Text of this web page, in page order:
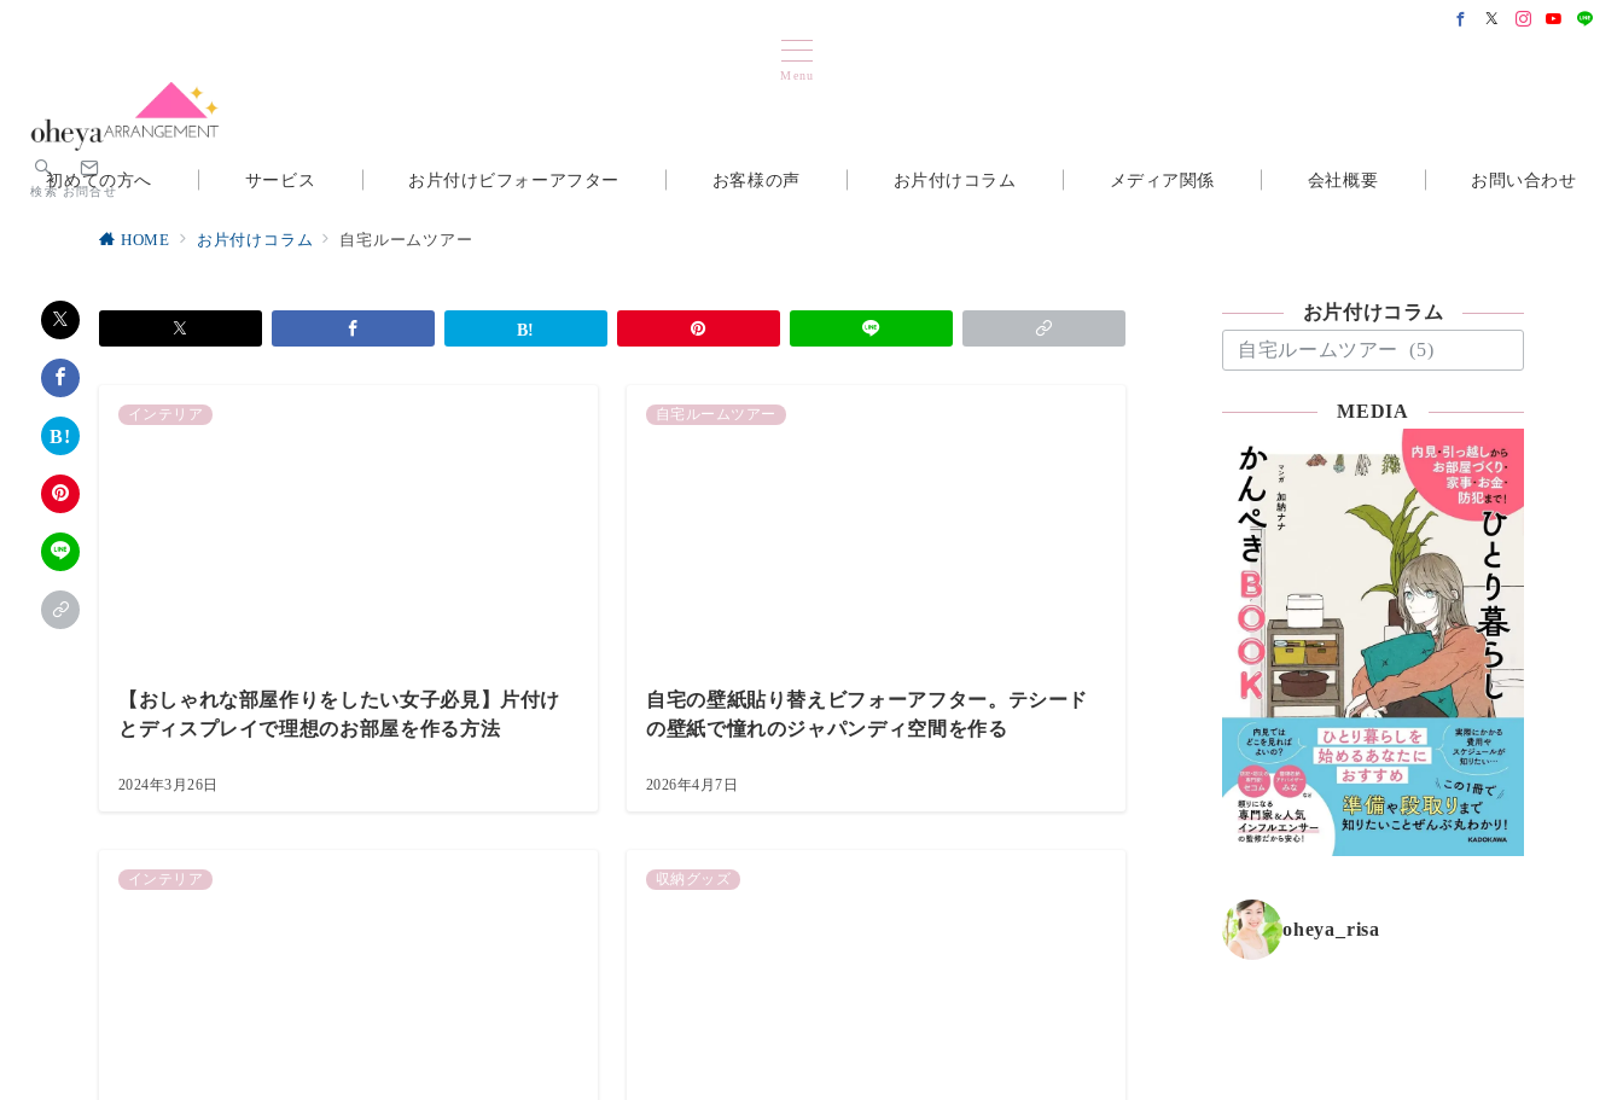
Menu
検索 お問合せ
初めての方へ サービス お片付けビフォーアフター お客様の声 お片付けコラム メディア関係 会社概要 お問い合わせ
HOME お片付けコラム 自宅ルームツアー
インテリア
【おしゃれな部屋作りをしたい女子必見】片付け
とディスプレイで理想のお部屋を作る方法
2024年3月26日
自宅ルームツアー
自宅の壁紙貼り替えビフォーアフター。テシード
の壁紙で憧れのジャパンディ空間を作る
2026年4月7日
インテリア 収納グッズ
お片付けコラム
片
ム
MEDIA
oheya_risa